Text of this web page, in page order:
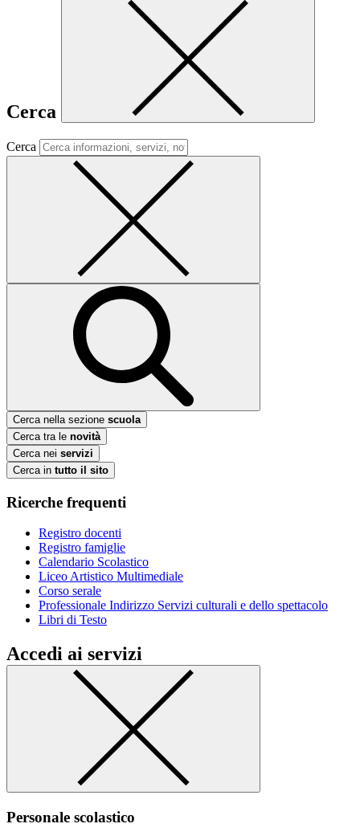
Cerca
Cerca
Cerca nella sezione scuola
Cerca tra le novità
Cerca nei servizi
Cerca in tutto il sito
Ricerche frequenti
Registro docenti
Registro famiglie
Calendario Scolastico
Liceo Artistico Multimediale
Corso serale
Professionale Indirizzo Servizi culturali e dello spettacolo
Libri di Testo
Accedi ai servizi
Personale scolastico